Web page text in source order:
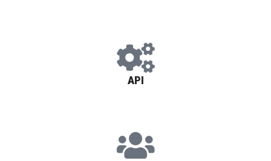
API